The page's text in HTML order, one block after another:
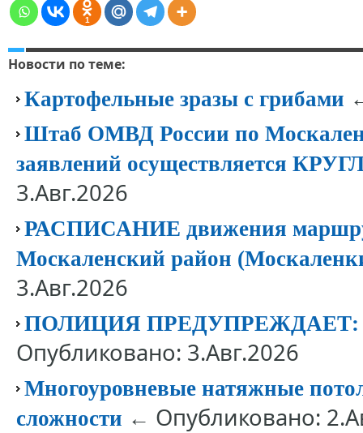
1
Новости по теме:
Картофельные зразы с грибами
Штаб ОМВД России по
заявлений осуществляется
3.Авг.2026
РАСПИСАНИЕ движения
Москаленский район
3.Авг.2026
ПОЛИЦИЯ
Опубликовано: 3.Авг.2026
Многоуровневые натяжные
сложности ← Опубликовано: